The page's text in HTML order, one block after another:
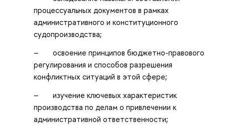
процессуальных документов в рамках
административного и конституционного
судопроизводства;
– освоение принципов бюджетно-правового
регулирования и способов разрешения
конфликтных ситуаций в этой сфере;
– изучение ключевых характеристик
производства по делам о привлечении к
административной ответственности;